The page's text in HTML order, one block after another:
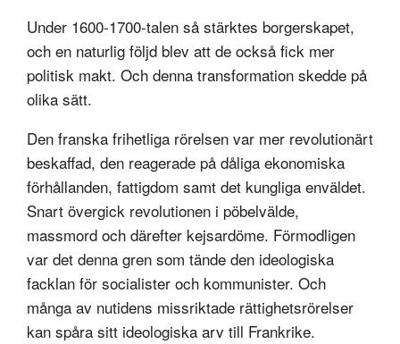
Under 1600-1700-talen så stärktes borgerskapet,
och en naturlig följd blev att de också fick mer
politisk makt. Och denna transformation skedde på
olika sätt.
Den franska frihetliga rörelsen var mer revolutionärt
beskaffad, den reagerade på dåliga ekonomiska
förhållanden, fattigdom samt det kungliga enväldet.
Snart övergick revolutionen i pöbelvälde,
massmord och därefter kejsardöme. Förmodligen
var det denna gren som tände den ideologiska
facklan för socialister och kommunister. Och
många av nutidens missriktade rättighetsrörelser
kan spåra sitt ideologiska arv till Frankrike.